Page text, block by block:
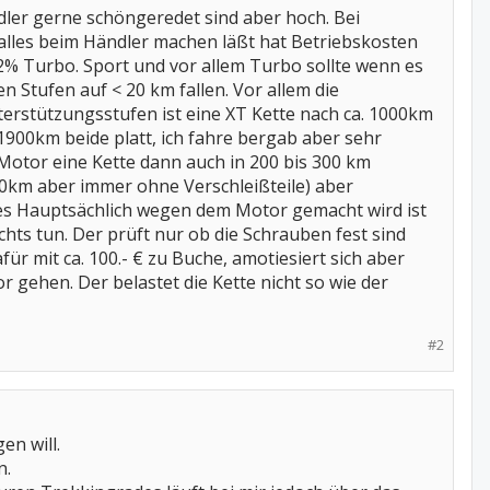
gerne schöngeredet sind aber hoch. Bei
beim Händler machen läßt hat Betriebskosten
Turbo. Sport und vor allem Turbo sollte wenn es
Stufen auf < 20 km fallen. Vor allem die
ist eine XT Kette nach ca. 1000km
beide platt, ich fahre bergab aber sehr
eine Kette dann auch in 200 bis 300 km
aber immer ohne Verschleißteile) aber
Hauptsächlich wegen dem Motor gemacht wird ist
tun. Der prüft nur ob die Schrauben fest sind
mit ca. 100.- € zu Buche, amotiesiert sich aber
gehen. Der belastet die Kette nicht so wie der
#2
will.